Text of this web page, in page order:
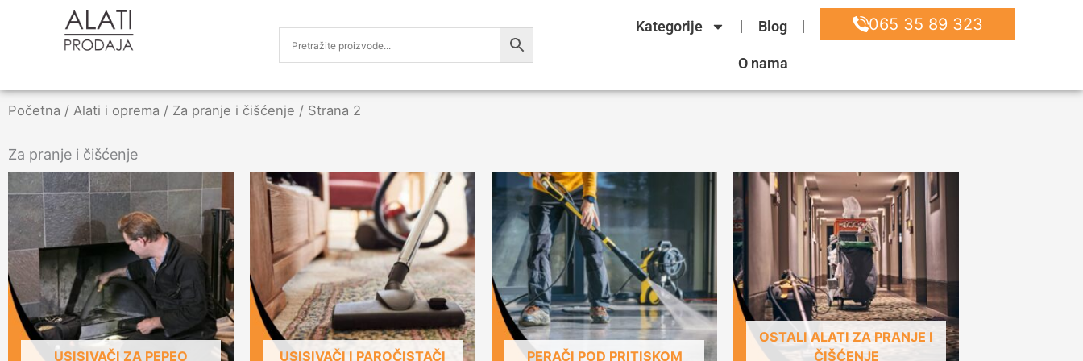
Kategorije Blog
O nama
065 35 89 323
Početna / Alati i oprema / Za pranje i čišćenje / Strana 2
Za pranje i čišćenje
USISIVAČI ZA PEPEO USISIVAČI I PAROČISTAČI PERAČI POD PRITISKOM
OSTALI ALATI ZA PRANJE I
ČIŠĆENJE